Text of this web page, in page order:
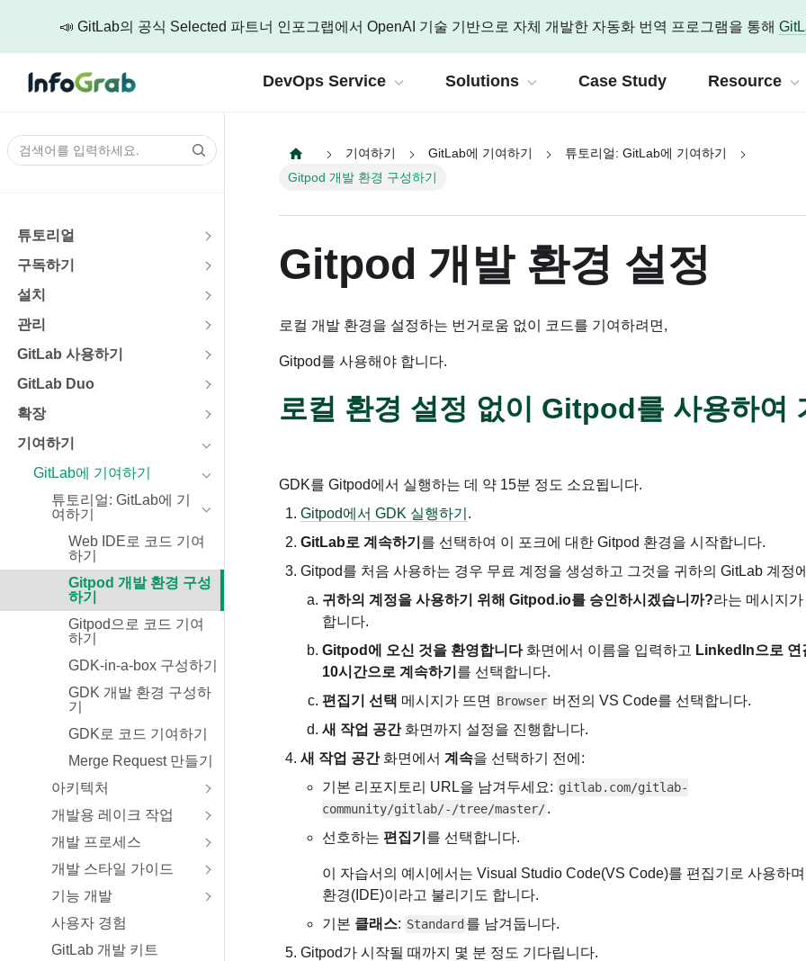
📣 GitLab의 공식 Selected 파트너 인포그랩에서 OpenAI 기술 기반으로 자체 개발한 자동화 번역 프로그램을 통해
DevOps Service
AI DevSecOps Engineering
AI기반의 DevSecOps 도구셋 구축과 DevOps로 변화하기 위한 다양한 엔지니어링을 제공합니다.
AI DevOps 플랫폼 엔지니어링
AI와 DevSecOps 구축으로 만드는 강력한 변화
통합 인증 및 권한 관리
안전하고 효율적인 제어를 위한 통합과 인증, 권한 관리
자동화 CI/CD 파이프라인
보안이 완전 통합된 고속 자동화 파이프라인
DevOps 현대화를 위한 마이그레이션
장애 예측부터 대응까지 가시화
DevOps
DevOps
Solutions
GitLab
AI 기반 DevSecOps 플랫폼
개발자를 위한 협업 플랫폼
통합 접근 관리 솔루션
워크플로우 자동화 플랫폼
GitLab
Case Study Resource
기술 리소스
인포그랩의 다양한 기술 콘텐츠를 소개합니다.
인포레터
공식 기술 문서
n8n 공식 기술 문서
Company Home
인포그랩에 대한 회사 및 채용 사이트입니다.
DevOps 엑셀러레이터 인포그랩 소개
인포그랩과 함께 멤버로 성장하고 싶다면
Culture & Life
지
About IG
History
IG Youtube
튜토리얼
구독하기
설치
관리
GitLab 사용하기
GitLab Duo
확장
기여하기
GitLab에 기여하기
튜토리얼: GitLab에 기
여하기
Web IDE로 코드 기여
하기
Gitpod 개발 환경 구성
하기
Gitpod으로 코드 기여
하기
GDK-in-a-box 구성하기
GDK 개발 환경 구성하
기
GDK로 코드 기여하기
Merge Request 만들기
아키텍처
개발용 레이크 작업
개발 프로세스
개발 스타일 가이드
기능 개발
사용자 경험
GitLab 개발 키트
기여하기 GitLab에 기여하기
튜토리얼: GitLab에 기여하기
Gitpod 개발 환경 구성하기
Gitpod 개발 환경 설정
로컬 개발 환경을 설정하는 번거로움 없이 코드를 기여하려면,
Gitpod를 사용해야 합니다.
로컬 환경 설정 없이 Gitpod를 사용하여
GDK를 Gitpod에서 실행하는 데 약 15분 정도 소요됩니다.
Gitpod에서 GDK 실행하기 .
GitLab로 계속하기 를 선택하여 이 포크에 대한 Gitpod 환경을 시작합니다.
Gitpod를 처음 사용하는 경우 무료 계정을 생성하고 그것을 귀하의 GitLab 계정
귀하의 계정을 사용하기 위해 Gitpod.io를 승인하시겠습니까?라는 메시지가
합니다.
Gitpod에 오신 것을 환영합니다화면에서 이름을 입력하고 LinkedIn으로 연
10시간으로 계속하기 를 선택합니다.
편집기 선택 메시지가 뜨면 Browser 버전의 VS Code를 선택합니다.
새 작업 공간화면까지 설정을 진행합니다.
새 작업 공간화면에서 계속을 선택하기 전에:
기본 리포지토리 URL을 남겨두세요: gitlab.com/gitlab-
community/gitlab/-/tree/master/.
선호하는 편집기 를 선택합니다.
이 자습서의 예시에서는 Visual Studio Code(VS Code)를 편집기로 사용하
환경(IDE)이라고 불리기도 합니다.
기본 클래스: Standard 를 남겨둡니다.
Gitpod가 시작될 때까지 몇 분 정도 기다립니다.